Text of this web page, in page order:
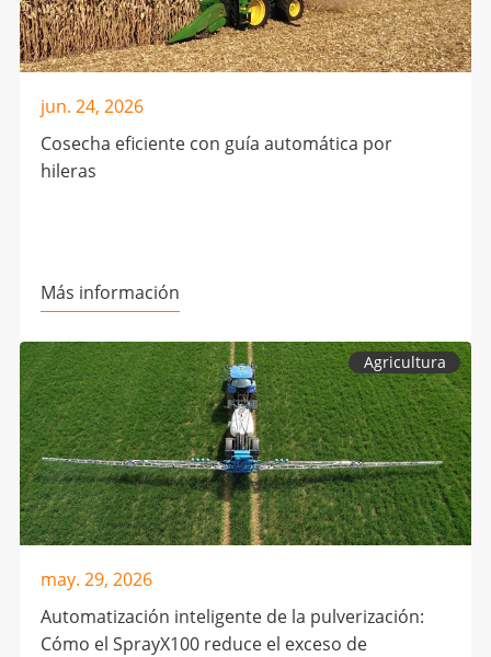
jun. 24, 2026
Cosecha eficiente con guía automática por
hileras
Más información
Agricultura
may. 29, 2026
Automatización inteligente de la pulverización:
Cómo el SprayX100 reduce el exceso de